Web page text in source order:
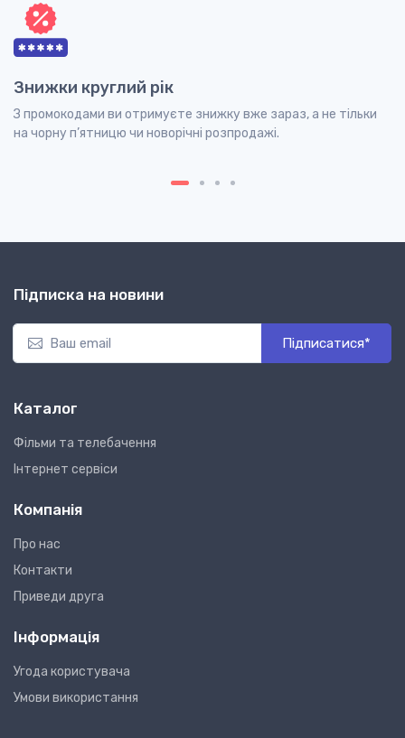
Знижки круглий рік
З промокодами ви отримуєте знижку вже зараз, а не тільки
на чорну п’ятницю чи новорічні розпродажі.
Підписка на новини
Підписатися*
Каталог
Фільми та телебачення
Інтернет сервіси
Компанія
Про нас
Контакти
Приведи друга
Інформація
Угода користувача
Умови використання